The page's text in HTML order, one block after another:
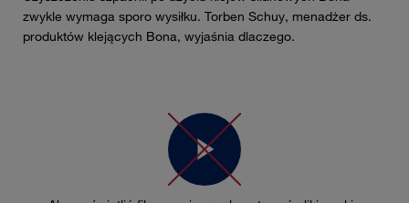
zwykle wymaga sporo wysiłku. Torben Schuy, menadżer ds.
produktów klejących Bona, wyjaśnia dlaczego.